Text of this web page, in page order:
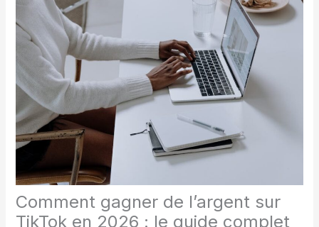
Comment gagner de l’argent sur
TikTok en 2026 : le guide complet